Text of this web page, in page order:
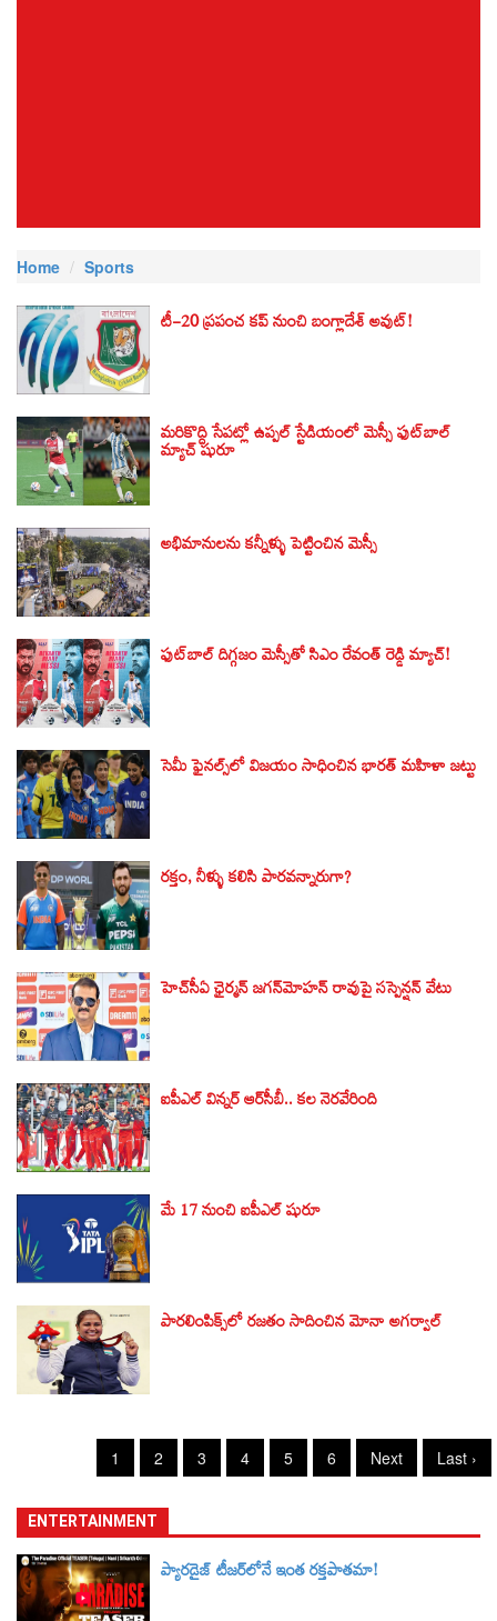
Home Sports
టీ-20 ప్రపంచ కప్ నుంచి బంగ్లాదేశ్ అవుట్!
మరికొద్ది సేపట్లో ఉప్పల్ స్టేడియంలో మెస్సీ ఫుట్‌బాల్‌
మ్యాచ్ షురూ
అభిమానులను కన్నీళ్ళు పెట్టించిన మెస్సీ
ఫుట్‌బాల్‌ దిగ్గజం మెస్సీతో సిఎం రేవంత్ రెడ్డి మ్యాచ్!
సెమీ ఫైనల్స్‌లో విజయం సాధించిన భారత్‌ మహిళా జట్టు
రక్తం, నీళ్ళు కలిసి పారవన్నారుగా?
హెచ్‌సీఏ ఛైర్మన్‌ జగన్‌మోహన్ రావుపై సస్పెన్షన్ వేటు
ఐపీఎల్ విన్నర్ ఆర్‌సీబీ.. కల నెరవేరింది
మే 17 నుంచి ఐపీఎల్ షురూ
పారలింపిక్స్‌లో రజతం సాదించిన మోనా అగర్వాల్
1 2 3 4 5 6 Next Last ›
ENTERTAINMENT
ప్యారడైజ్ టీజర్‌లోనే ఇంత రక్తపాతమా!